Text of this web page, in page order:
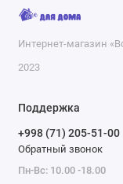
Интернет-магазин
2023
Поддержка
+998 (71) 205-51-00
Обратный звонок
Пн-Вс: 10.00 -18.00